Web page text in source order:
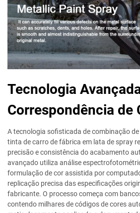
Tecnologia
Correspondência de
A tecnologia sofisticada de combinação
tinta de carro de fábrica em lata de spray
precisão e consistência do acabamento
avançado utiliza análise
formulação de cor assistida por
replicação precisa das especificações
fabricante. O processo começa com
contendo milhares de códigos de cores